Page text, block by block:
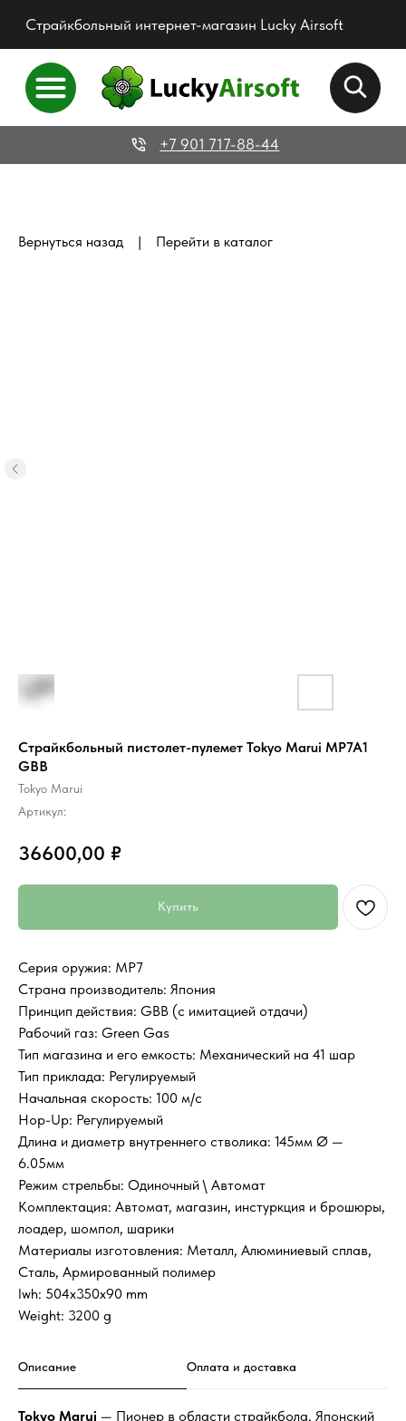
Страйкбольный интернет-магазин Lucky Airsoft
+7 901 717-88-44
Вернуться назад | Перейти в каталог
Страйкбольный пистолет-пулемет Tokyo Marui MP7A1
GBB
Tokyo Marui
Артикул:
36600,00 ₽
Купить
Серия оружия: MP7
Страна производитель: Япония
Принцип действия: GBB (с имитацией отдачи)
Рабочий газ: Green Gas
Тип магазина и его емкость: Механический на 41 шар
Тип приклада: Регулируемый
Начальная скорость: 100 м/с
Hop-Up: Регулируемый
Длина и диаметр внутреннего стволика: 145мм Ø —
6.05мм
Режим стрельбы: Одиночный \ Автомат
Комплектация: Автомат, магазин, инстуркция и брошюры,
лоадер, шомпол, шарики
Материалы изготовления: Металл, Алюминиевый сплав,
Сталь, Армированный полимер
lwh: 504x350x90 mm
Weight: 3200 g
Описание Оплата и доставка
Tokyo Marui — Пионер в области страйкбола, Японский